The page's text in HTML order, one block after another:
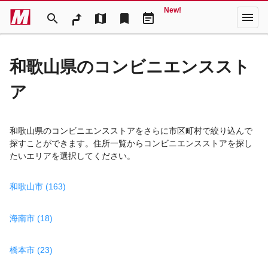
search map bookmark event_note
New! menu
和歌山県のコンビニエンススト
ア
和歌山県のコンビニエンスストアをさらに市区町村で絞り込んで
探すことができます。住所一覧からコンビニエンスストアを探し
たいエリアを選択してください。
和歌山市 (163)
海南市 (18)
橋本市 (23)